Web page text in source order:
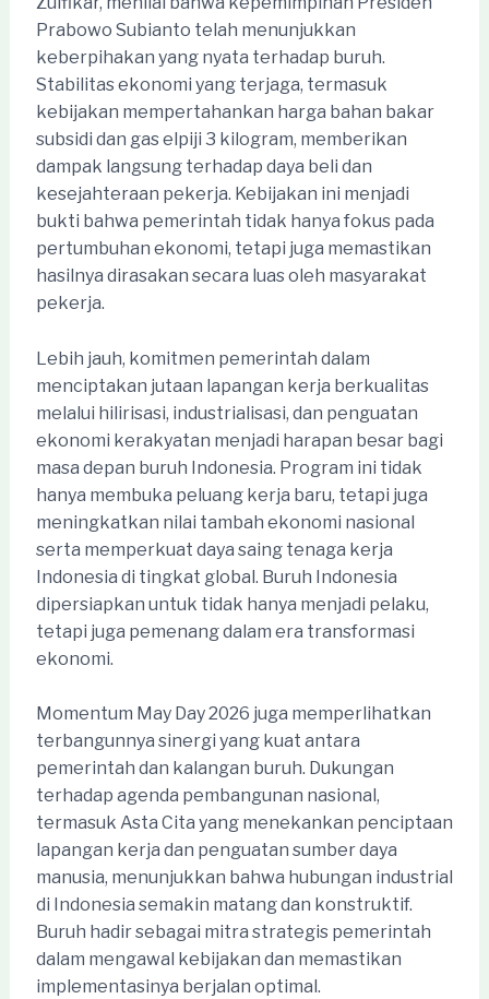
Prabowo Subianto telah menunjukkan
keberpihakan yang nyata terhadap buruh.
Stabilitas ekonomi yang terjaga, termasuk
kebijakan mempertahankan harga bahan bakar
subsidi dan gas elpiji 3 kilogram, memberikan
dampak langsung terhadap daya beli dan
kesejahteraan pekerja. Kebijakan ini menjadi
bukti bahwa pemerintah tidak hanya fokus pada
pertumbuhan ekonomi, tetapi juga memastikan
hasilnya dirasakan secara luas oleh masyarakat
pekerja.
Lebih jauh, komitmen pemerintah dalam
menciptakan jutaan lapangan kerja berkualitas
melalui hilirisasi, industrialisasi, dan penguatan
ekonomi kerakyatan menjadi harapan besar bagi
masa depan buruh Indonesia. Program ini tidak
hanya membuka peluang kerja baru, tetapi juga
meningkatkan nilai tambah ekonomi nasional
serta memperkuat daya saing tenaga kerja
Indonesia di tingkat global. Buruh Indonesia
dipersiapkan untuk tidak hanya menjadi pelaku,
tetapi juga pemenang dalam era transformasi
ekonomi.
Momentum May Day 2026 juga memperlihatkan
terbangunnya sinergi yang kuat antara
pemerintah dan kalangan buruh. Dukungan
terhadap agenda pembangunan nasional,
termasuk Asta Cita yang menekankan penciptaan
lapangan kerja dan penguatan sumber daya
manusia, menunjukkan bahwa hubungan industrial
di Indonesia semakin matang dan konstruktif.
Buruh hadir sebagai mitra strategis pemerintah
dalam mengawal kebijakan dan memastikan
implementasinya berjalan optimal.